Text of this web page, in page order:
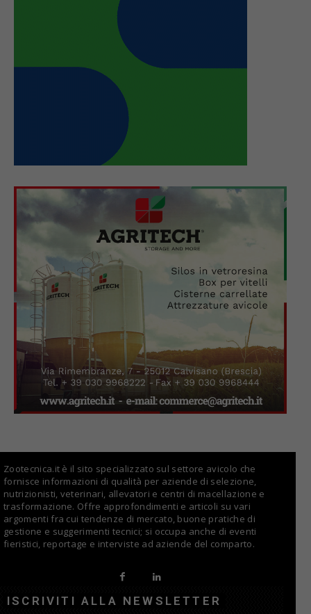
Zootecnica.it è il sito specializzato sul settore avicolo che
fornisce informazioni di qualità per aziende di selezione,
nutrizionisti, veterinari, allevatori e centri di macellazione e
trasformazione. Offre approfondimenti e articoli su vari
argomenti fra cui tendenze di mercato, buone pratiche di
gestione e suggerimenti tecnici; si occupa anche di eventi
fieristici, reportage e interviste ad aziende del comparto.
ISCRIVITI ALLA NEWSLETTER